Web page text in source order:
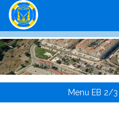
Menu EB 2/